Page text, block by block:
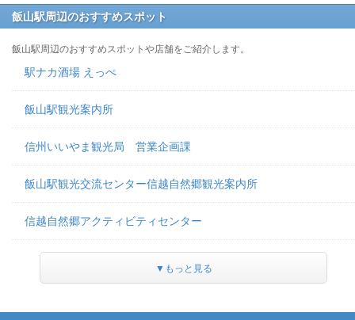
飯山駅周辺のおすすめスポット
飯山駅周辺のおすすめスポットや店舗をご紹介します。
駅ナカ酒場 えっぺ
飯山駅観光案内所
信州いいやま観光局 営業企画課
飯山駅観光交流センター信越自然郷観光案内所
信越自然郷アクティビティセンター
▼もっと見る